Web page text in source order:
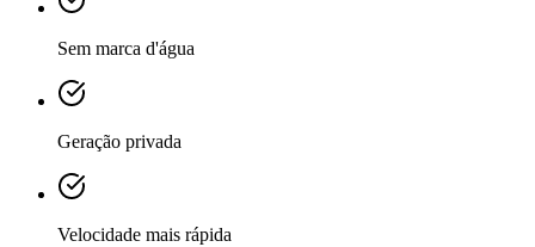
Sem marca d'água
Geração privada
Velocidade mais rápida